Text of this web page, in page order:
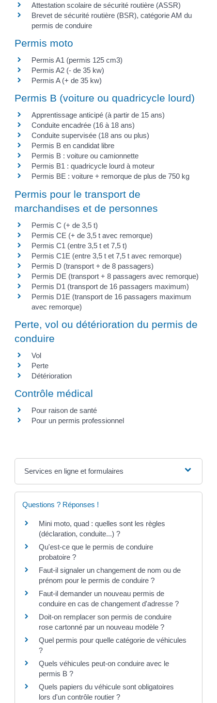
Attestation scolaire de sécurité routière (ASSR)
Brevet de sécurité routière (BSR), catégorie AM du
permis de conduire
Permis moto
Permis A1 (permis 125 cm3)
Permis A2 (- de 35 kw)
Permis A (+ de 35 kw)
Permis B (voiture ou quadricycle lourd)
Apprentissage anticipé (à partir de 15 ans)
Conduite encadrée (16 à 18 ans)
Conduite supervisée (18 ans ou plus)
Permis B en candidat libre
Permis B : voiture ou camionnette
Permis B1 : quadricycle lourd à moteur
Permis BE : voiture + remorque de plus de 750 kg
Permis pour le transport de
marchandises et de personnes
Permis C (+ de 3,5 t)
Permis CE (+ de 3,5 t avec remorque)
Permis C1 (entre 3,5 t et 7,5 t)
Permis C1E (entre 3,5 t et 7,5 t avec remorque)
Permis D (transport + de 8 passagers)
Permis DE (transport + 8 passagers avec remorque)
Permis D1 (transport de 16 passagers maximum)
Permis D1E (transport de 16 passagers maximum
avec remorque)
Perte, vol ou détérioration du permis de
conduire
Vol
Perte
Détérioration
Contrôle médical
Pour raison de santé
Pour un permis professionnel
Services en ligne et formulaires
Questions ? Réponses !
Mini moto, quad : quelles sont les règles
(déclaration, conduite...) ?
Qu'est-ce que le permis de conduire
probatoire ?
Faut-il signaler un changement de nom ou de
prénom pour le permis de conduire ?
Faut-il demander un nouveau permis de
conduire en cas de changement d'adresse ?
Doit-on remplacer son permis de conduire
rose cartonné par un nouveau modèle ?
Quel permis pour quelle catégorie de véhicules
?
Quels véhicules peut-on conduire avec le
permis B ?
Quels papiers du véhicule sont obligatoires
lors d'un contrôle routier ?